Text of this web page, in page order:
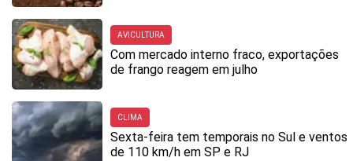
AVICULTURA
Com mercado interno fraco, exportações
de frango reagem em julho
CLIMA
Sexta-feira tem temporais no Sul e ventos
de 110 km/h em SP e RJ